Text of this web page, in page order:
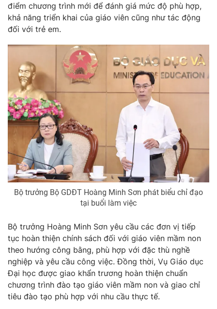
điểm chương trình mới để đánh giá mức độ phù hợp,
khả năng triển khai của giáo viên cũng như tác động
đối với trẻ em.
Bộ trưởng Bộ GDĐT Hoàng Minh Sơn phát biểu chỉ đạo
tại buổi làm việc
Bộ trưởng Hoàng Minh Sơn yêu cầu các đơn vị tiếp
tục hoàn thiện chính sách đối với giáo viên mầm non
theo hướng công bằng, phù hợp với đặc thù nghề
nghiệp và yêu cầu công việc. Đồng thời, Vụ Giáo dục
Đại học được giao khẩn trương hoàn thiện chuẩn
chương trình đào tạo giáo viên mầm non và giao chỉ
tiêu đào tạo phù hợp với nhu cầu thực tế.